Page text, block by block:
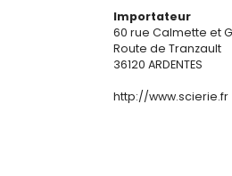
Importateur
60 rue Calmette et
Route de Tranzault
36120 ARDENTES
http://www.scierie.fr